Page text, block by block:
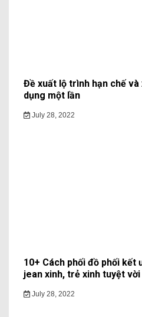
Đề xuất lộ trình hạn chế
dụng một lần
July 28, 2022
10+ Cách phối đồ phối kết
jean xinh, trẻ xinh tuyệt
July 28, 2022